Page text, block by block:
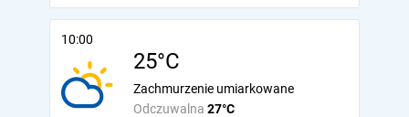
10:00
25°C
Odczuwalna 27°C
Zachmurzenie umiarkowane